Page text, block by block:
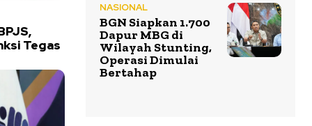
Tegas
NASIONAL
BGN Siapkan 1.700
Dapur MBG di
Wilayah Stunting,
Operasi Dimulai
Bertahap